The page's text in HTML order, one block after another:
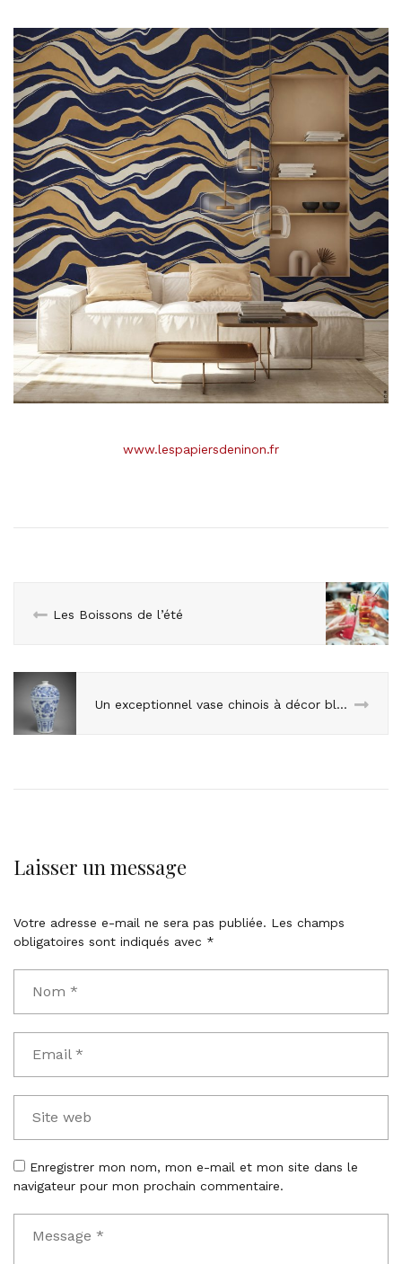
www.lespapiersdeninon.fr
Les Boissons de l’été
Un exceptionnel vase chinois à décor bleu et blanc du milieu du 14e siècle rejoint la collection du Musée national des arts asiatiques
Laisser un message
Votre adresse e-mail ne sera pas publiée. Les champs
obligatoires sont indiqués avec *
Enregistrer mon nom, mon e-mail et mon site dans le
navigateur pour mon prochain commentaire.